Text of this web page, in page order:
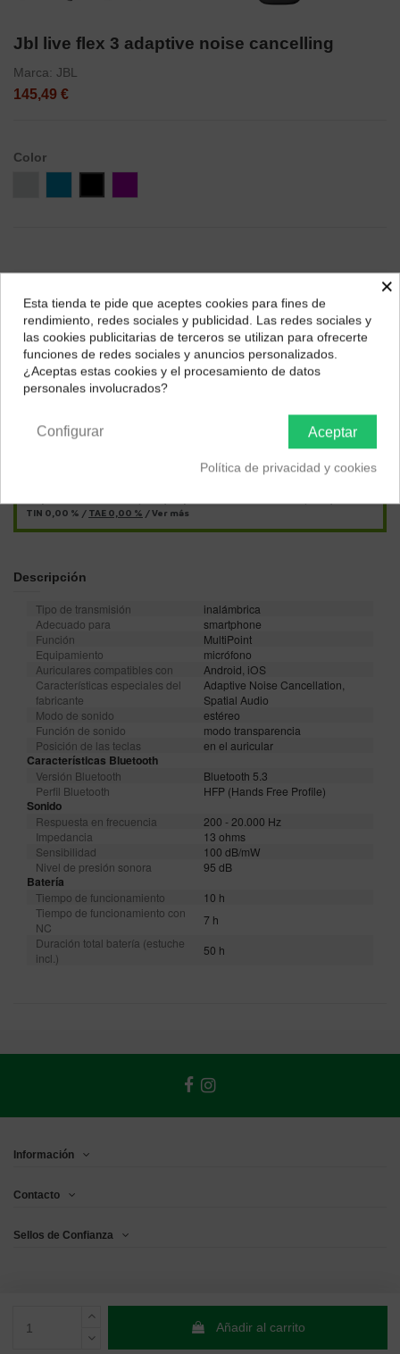
Jbl live flex 3 adaptive noise cancelling
Marca: JBL
145,49 €
Color
Añadir al carrito
Págalo a plazos con
cuotas
TIN 0,00 % / TAE 0,00 % /Ver más
Descripción
Tipo de transmisión
inalámbrica
Adecuado para
smartphone
Función
MultiPoint
Equipamiento
micrófono
Auriculares compatibles con
Android, iOS
Características especiales del
fabricante
Adaptive Noise Cancellation,
Spatial Audio
Modo de sonido
estéreo
Función de sonido
modo transparencia
Posición de las teclas
en el auricular
Características Bluetooth
Versión Bluetooth
Bluetooth 5.3
Perfil Bluetooth
HFP (Hands Free Profile)
Sonido
Respuesta en frecuencia
200 - 20.000 Hz
Impedancia
13 ohms
Sensibilidad
100 dB/mW
Nivel de presión sonora
95 dB
Batería
Tiempo de funcionamiento
10 h
Tiempo de funcionamiento con
NC
7 h
Duración total batería (estuche
incl.)
50 h
Información
Contacto
Sellos de Confianza
¿Dónde deseas recibir tu pedido?
Selecciona tu ubicación para mostrarte los precios e
impuestos correctos para tu región.
×
Esta tienda te pide que aceptes cookies para fines de
rendimiento, redes sociales y publicidad. Las redes sociales y
las cookies publicitarias de terceros se utilizan para ofrecerte
funciones de redes sociales y anuncios personalizados.
¿Aceptas estas cookies y el procesamiento de datos
personales involucrados?
Aceptar
Configurar
Política de privacidad y cookies